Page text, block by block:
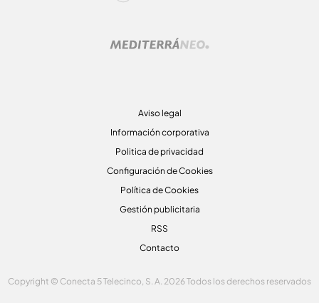
Aviso legal
Información corporativa
Politica de privacidad
Configuración de Cookies
Política de Cookies
Gestión publicitaria
RSS
Contacto
Copyright © Conecta 5 Telecinco, S. A. 2026 Todos los derechos reservados